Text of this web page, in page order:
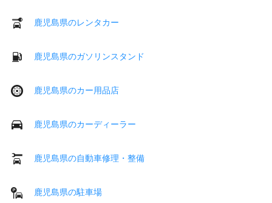
鹿児島県のレンタカー
鹿児島県のガソリンスタンド
鹿児島県のカー用品店
鹿児島県のカーディーラー
鹿児島県の自動車修理・整備
鹿児島県の駐車場